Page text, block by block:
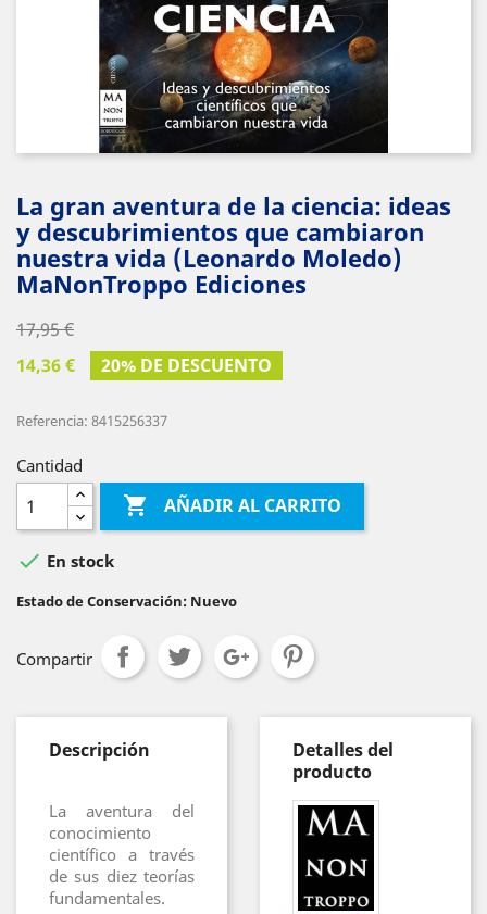
La gran aventura de la ciencia: ideas
y descubrimientos que cambiaron
nuestra vida (Leonardo Moledo)
MaNonTroppo Ediciones
17,95 €
14,36 €
20% DE DESCUENTO
Referencia: 8415256337
Cantidad
 AÑADIR AL CARRITO
 En stock
Estado de Conservación: Nuevo
Compartir
Descripción
La aventura del
conocimiento
científico a través
de sus diez teorías
fundamentales.
Detalles del
producto